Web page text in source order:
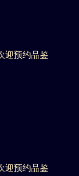
迎预约品鉴
迎预约品鉴